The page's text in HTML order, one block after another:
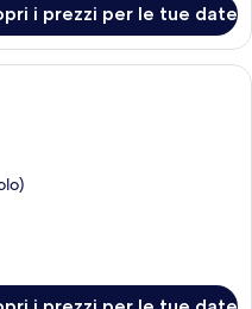
i prezzi per le tue date
camera d'albergo con due letti,